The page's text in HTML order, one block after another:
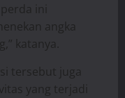
ini
angka
katanya.
tersebut juga
yang terjadi